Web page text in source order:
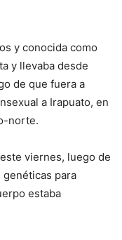
y conocida como
y llevaba desde
de que fuera a
a Irapuato, en
norte.
viernes, luego de
para
estaba